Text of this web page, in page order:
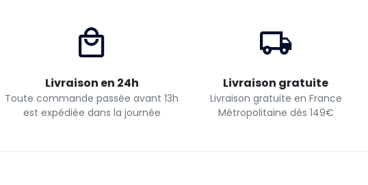
Livraison en 24h
Toute commande passée avant 13h
est expédiée dans la journée
Livraison gratuite
Livraison gratuite en France
Métropolitaine dès 149€